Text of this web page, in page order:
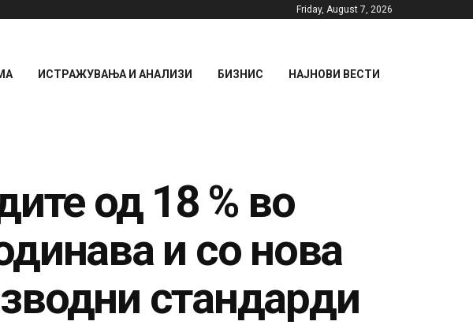
Friday, August 7, 2026
ИСТРАЖУВАЊА И АНАЛИЗИ БИЗНИС НАЈНОВИ ВЕСТИ
од 18 % во
и со нова
стандарди